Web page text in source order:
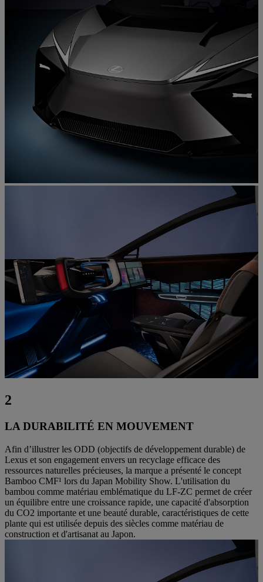
2
LA DURABILITÉ EN MOUVEMENT
Afin d’illustrer les ODD (objectifs de développement durable) de
Lexus et son engagement envers un recyclage efficace des
ressources naturelles précieuses, la marque a présenté le concept
Bamboo CMF¹ lors du Japan Mobility Show. L'utilisation du
bambou comme matériau emblématique du LF-ZC permet de créer
un équilibre entre une croissance rapide, une capacité d'absorption
du CO2 importante et une beauté durable, caractéristiques de cette
plante qui est utilisée depuis des siècles comme matériau de
construction et d'artisanat au Japon.